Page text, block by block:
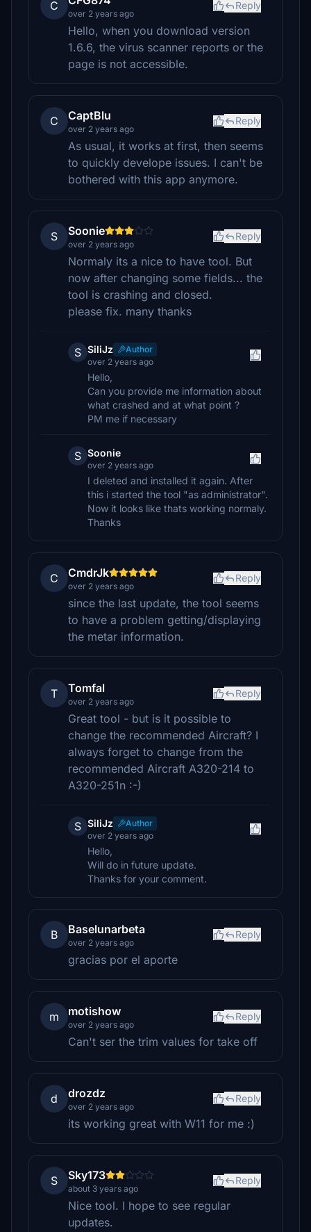
C
over 2 years ago
Reply
Hello, when you download version
1.6.6, the virus scanner reports or the
page is not accessible.
C CaptBlu
over 2 years ago
Reply
As usual, it works at first, then seems
to quickly develope issues. I can't be
bothered with this app anymore.
S Soonie
over 2 years ago
Reply
Normaly its a nice to have tool. But
now after changing some fields... the
tool is crashing and closed.
please fix. many thanks
S SiliJz
Author
over 2 years ago
Hello,
Can you provide me information about
what crashed and at what point ?
PM me if necessary
S Soonie
over 2 years ago
I deleted and installed it again. After
this i started the tool "as administrator".
Now it looks like thats working normaly.
Thanks
C CmdrJk
over 2 years ago
Reply
since the last update, the tool seems
to have a problem getting/displaying
the metar information.
T Tomfal
over 2 years ago
Reply
Great tool - but is it possible to
change the recommended Aircraft? I
always forget to change from the
recommended Aircraft A320-214 to
A320-251n :-)
S SiliJz
Author
over 2 years ago
Hello,
Will do in future update.
Thanks for your comment.
B Baselunarbeta
over 2 years ago
Reply
gracias por el aporte
m motishow
over 2 years ago
Reply
Can't ser the trim values for take off
d drozdz
over 2 years ago
Reply
its working great with W11 for me :)
S Sky173
about 3 years ago
Reply
Nice tool. I hope to see regular
updates.